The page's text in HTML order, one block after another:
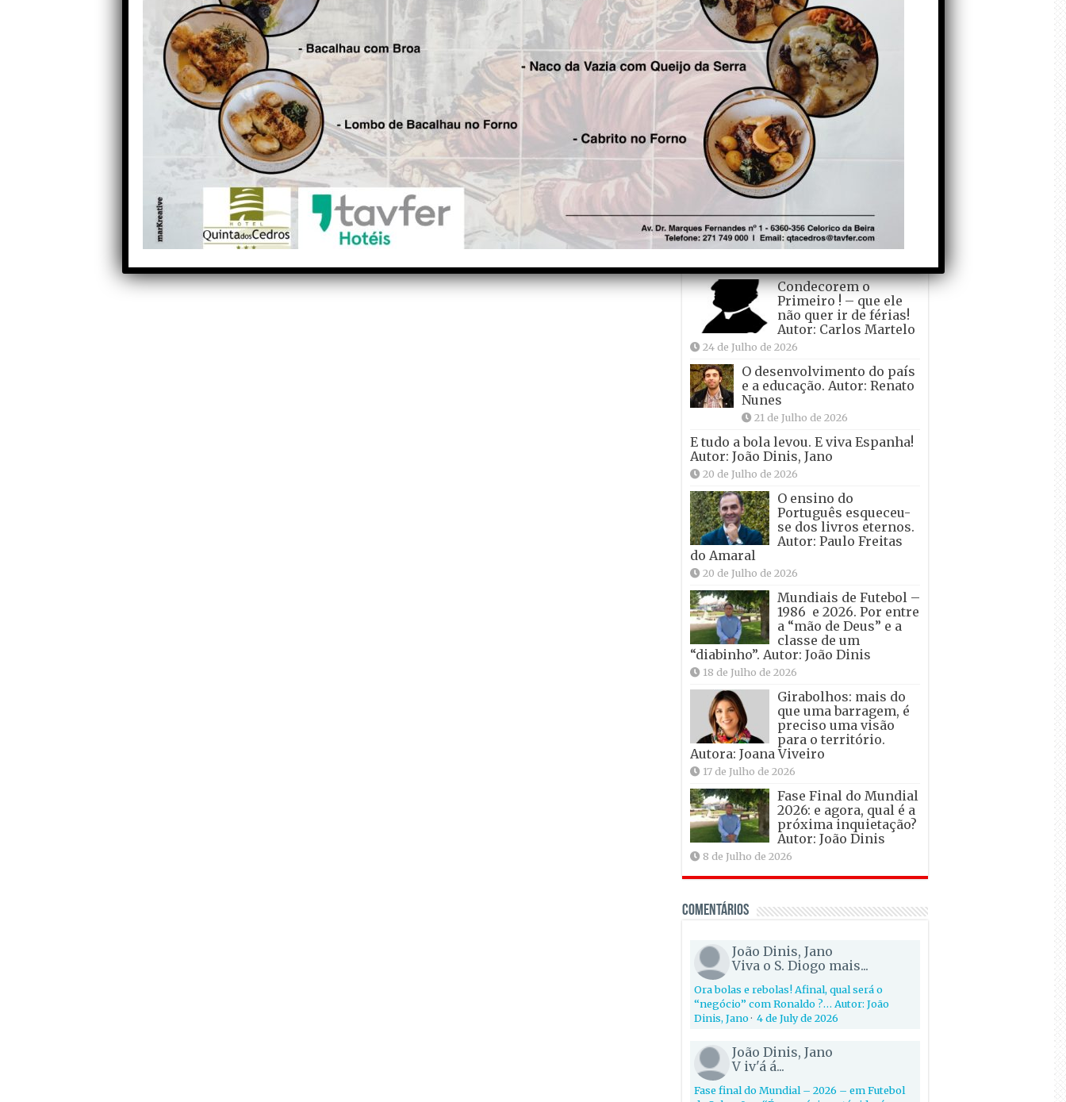
investir na habitação a custos
acessíveis
detido por atear fogo em
Tondela
A marca Sporting em
todo o mundo está a
crescer atrás de
Ronaldo. Autor: Paulo
Freitas do Amaral
5 de Agosto de 2026
Falso crescimento…
Autor: Nuno Pereira
1 de Agosto de 2026
Tadei Pogacar vence o
“Tour” – A “Volta a
França em Bicicleta”
pela quinta vez! Autor:
João Dinis
Condecorem o
Primeiro ! – que ele
não quer ir de férias!
Autor: Carlos Martelo
24 de Julho de 2026
O desenvolvimento do país
e a educação. Autor: Renato
Nunes
21 de Julho de 2026
E tudo a bola levou. E viva Espanha!
Autor: João Dinis, Jano
20 de Julho de 2026
O ensino do
Português esqueceu-
se dos livros eternos.
Autor: Paulo Freitas
do Amaral
20 de Julho de 2026
Mundiais de Futebol –
1986 e 2026. Por entre
a “mão de Deus” e a
classe de um
“diabinho”. Autor: João Dinis
18 de Julho de 2026
Girabolhos: mais do
que uma barragem, é
preciso uma visão
para o território.
Autora: Joana Viveiro
17 de Julho de 2026
Fase Final do Mundial
2026: e agora, qual é a
próxima inquietação?
Autor: João Dinis
8 de Julho de 2026
Comentários
João Dinis, Jano
Viva o S. Diogo mais...
Ora bolas e rebolas! Afinal, qual será o
“negócio” com Ronaldo ?… Autor: João
Dinis, Jano· 4 de July de 2026
João Dinis, Jano
V iv'á á...
Fase final do Mundial – 2026 – em Futebol